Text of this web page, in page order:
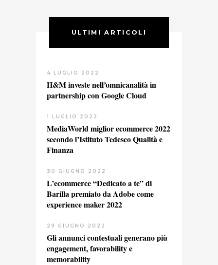
ULTIMI ARTICOLI
4 LUGLIO 2022
H&M investe nell’omnicanalità in
partnership con Google Cloud
1 LUGLIO 2022
MediaWorld miglior ecommerce 2022
secondo l’Istituto Tedesco Qualità e
Finanza
30 GIUGNO 2022
L’ecommerce “Dedicato a te” di
Barilla premiato da Adobe come
experience maker 2022
29 GIUGNO 2022
Gli annunci contestuali generano più
engagement, favorability e
memorability